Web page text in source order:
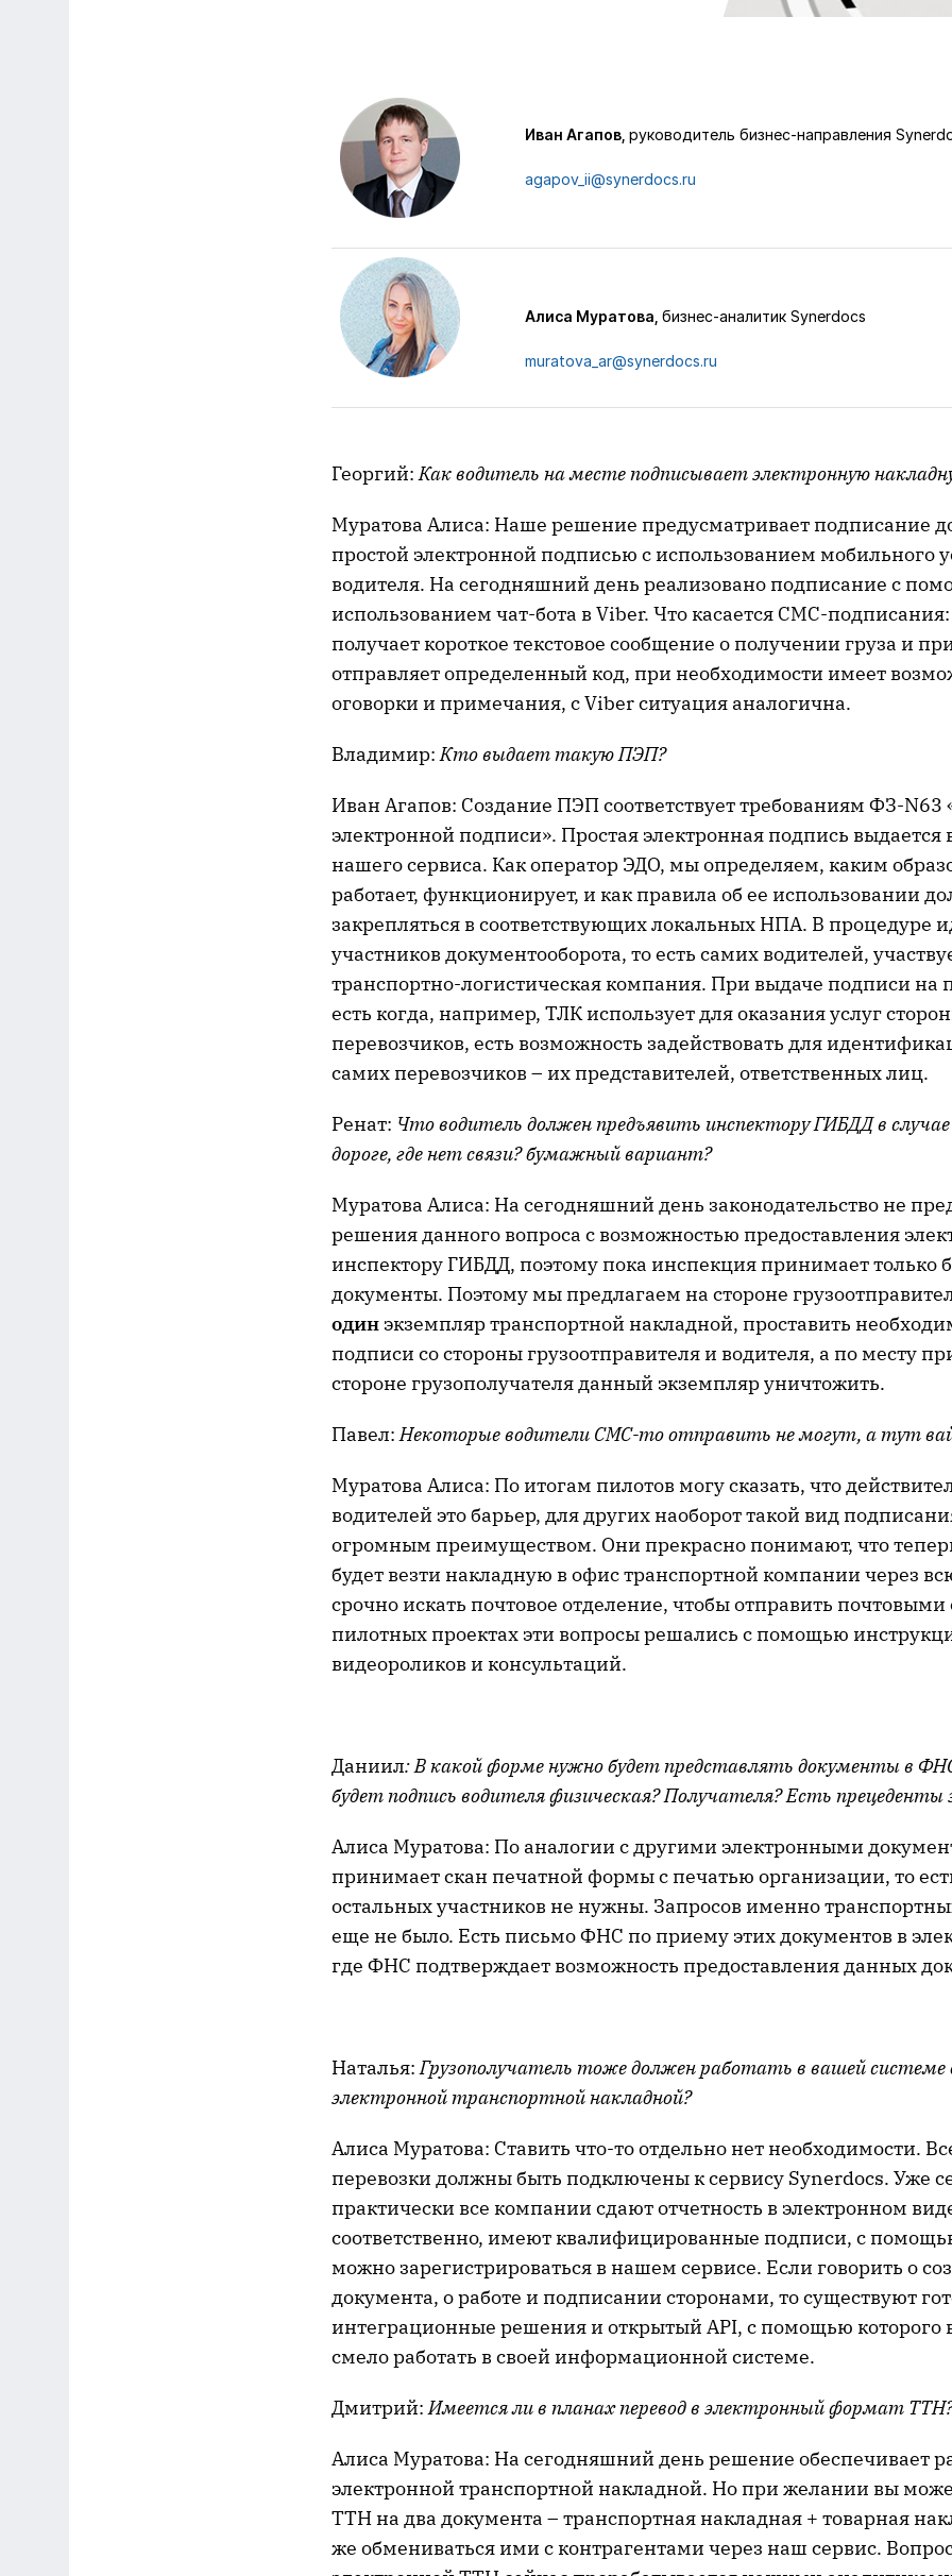
Иван Агапов, руководитель бизнес-направления
agapov_ii@synerdocs.ru
Алиса Муратова, бизнес-аналитик Synerdocs
muratova_ar@synerdocs.ru
Георгий:Как водитель на месте подписывает электронную
Муратова Алиса: Наше решение предусматривает подписание
простой электронной подписью с использованием мобильного
водителя. На сегодняшний день реализовано подписание с
использованием чат-бота в Viber. Что касается СМС-
получает короткое текстовое сообщение о получении груза и
отправляет определенный код, при необходимости имеет
оговорки и примечания, с Viber ситуация аналогична.
Владимир:Кто выдает такую ПЭП?
Иван Агапов: Создание ПЭП соответствует требованиям ФЗ-N63
электронной подписи». Простая электронная подпись выдается
нашего сервиса. Как оператор ЭДО, мы определяем, каким
работает, функционирует, и как правила об ее использовании
закрепляться в соответствующих локальных НПА. В процедуре
участников документооборота, то есть самих водителей,
транспортно-логистическая компания. При выдаче подписи на
есть когда, например, ТЛК использует для оказания услуг
перевозчиков, есть возможность задействовать для
самих перевозчиков – их представителей, ответственных лиц.
Ренат: Что водитель должен предъявить инспектору ГИБДД в
дороге, где нет связи? бумажный вариант?
Муратова Алиса: На сегодняшний день законодательство не
решения данного вопроса с возможностью предоставления
инспектору ГИБДД, поэтому пока инспекция принимает только
документы. Поэтому мы предлагаем на стороне
один экземпляр транспортной накладной, проставить
подписи со стороны грузоотправителя и водителя, а по месту
стороне грузополучателя данный экземпляр уничтожить.
Павел:Некоторые водители СМС-то отправить не могут, а тут
Муратова Алиса: По итогам пилотов могу сказать, что
водителей это барьер, для других наоборот такой вид
огромным преимуществом. Они прекрасно понимают, что
будет везти накладную в офис транспортной компании через
срочно искать почтовое отделение, чтобы отправить
пилотных проектах эти вопросы решались с помощью
видеороликов и консультаций.
Даниил: В какой форме нужно будет представлять документы в
будет подпись водителя физическая? Получателя? Есть прецеденты
Алиса Муратова: По аналогии с другими электронными
принимает скан печатной формы с печатью организации, то
остальных участников не нужны. Запросов именно
еще не было. Есть письмо ФНС по приему этих документов в
где ФНС подтверждает возможность предоставления данных
Наталья:Грузополучатель тоже должен работать в вашей системе
электронной транспортной накладной?
Алиса Муратова: Ставить что-то отдельно нет необходимости.
перевозки должны быть подключены к сервису Synerdocs. Уже
практически все компании сдают отчетность в электронном
соответственно, имеют квалифицированные подписи, с
можно зарегистрироваться в нашем сервисе. Если говорить о
документа, о работе и подписании сторонами, то существуют
интеграционные решения и открытый API, с помощью которого
смело работать в своей информационной системе.
Дмитрий:Имеется ли в планах перевод в электронный формат
Алиса Муратова: На сегодняшний день решение обеспечивает
электронной транспортной накладной. Но при желании вы
ТТН на два документа – транспортная накладная + товарная
же обмениваться ими с контрагентами через наш сервис.